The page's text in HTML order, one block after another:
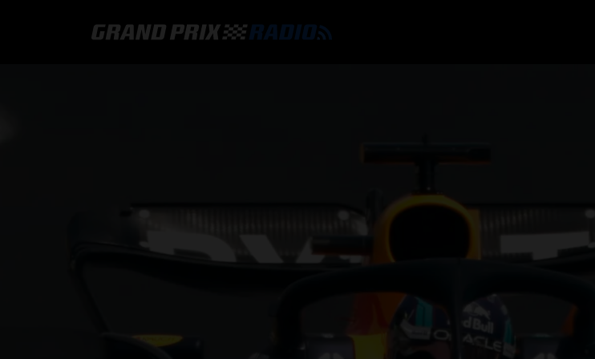
COMMENTATOREN
F1 UPDATES
F1 KALENDER
F1 COUREURS KAMPIOENSCHAP